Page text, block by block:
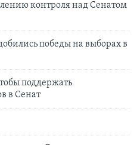
контроля над Сенатом
победы на выборах в
поддержать
в Сенат